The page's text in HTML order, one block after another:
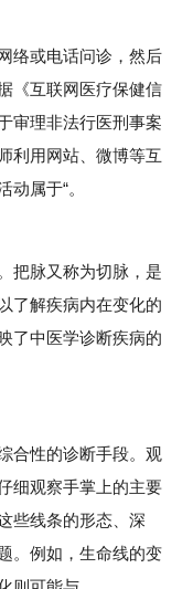
或电话问诊，然后
《互联网医疗保健信
审理非法行医刑事案
利用网站、微博等互
属于“。
脉又称为切脉，是
了解疾病内在变化的
了中医学诊断疾病的
性的诊断手段。观
细观察手掌上的主要
些线条的形态、深
。例如，生命线的变